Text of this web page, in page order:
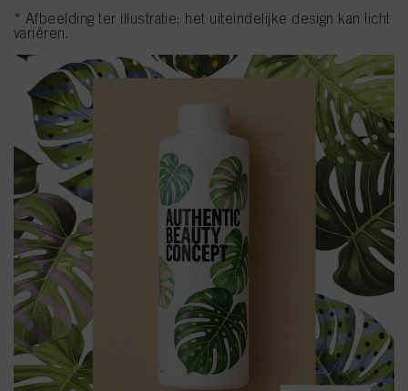
* Afbeelding ter illustratie; het uiteindelijke design kan licht
variëren.